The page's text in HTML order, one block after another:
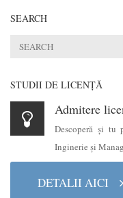
SEARCH
STUDII DE LICENŢĂ
Admitere
Descoperă şi tu
Inginerie şi
DETALII AICI